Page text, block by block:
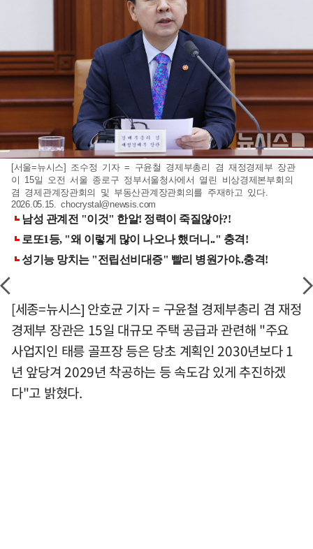
[서울=뉴시스] 조수정 기자 = 구윤철 경제부총리 겸 재정경제부 장관
이 15일 오전 서울 종로구 정부서울청사에서 열린 비상경제본부회의
겸 경제관계장관회의 및 부동산관계장관회의를 주재하고 있다.
2026.05.15.chocrystal@newsis.com
[세종=뉴시스] 안호균 기자 = 구윤철 경제부총리 겸 재정
경제부 장관은 15일 대규모 주택 공급과 관련해 "주요
사업지인 태릉 골프장 등은 당초 계획인 2030년보다 1
년 앞당겨 2029년 착공하는 등 속도감 있게 추진하겠
다"고 밝혔다.